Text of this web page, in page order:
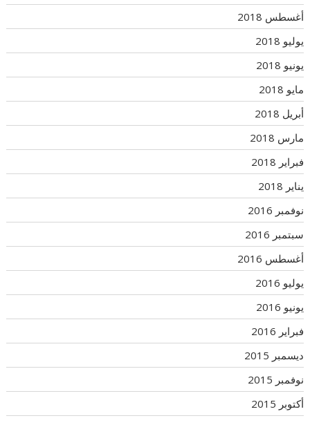
أغسطس 2018
يوليو 2018
يونيو 2018
مايو 2018
أبريل 2018
مارس 2018
فبراير 2018
يناير 2018
نوفمبر 2016
سبتمبر 2016
أغسطس 2016
يوليو 2016
يونيو 2016
فبراير 2016
ديسمبر 2015
نوفمبر 2015
أكتوبر 2015